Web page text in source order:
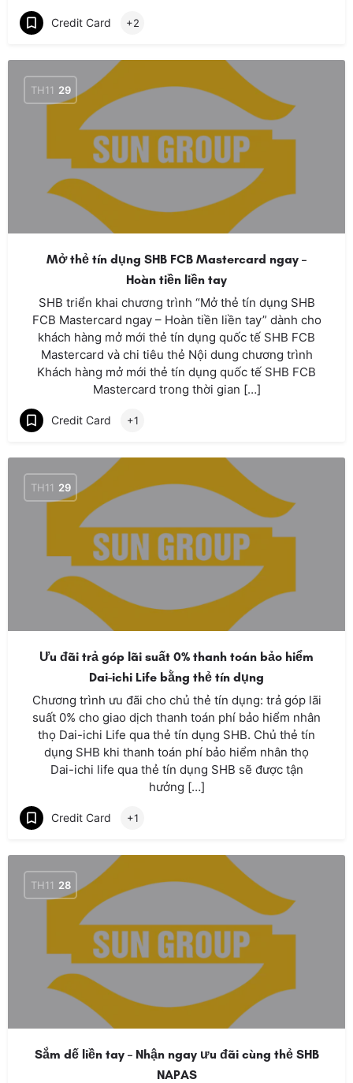
Credit Card +2
TH11 29
Mở thẻ tín dụng SHB FCB Mastercard ngay –
Hoàn tiền liền tay
SHB triển khai chương trình “Mở thẻ tín dụng SHB
FCB Mastercard ngay – Hoàn tiền liền tay” dành cho
khách hàng mở mới thẻ tín dụng quốc tế SHB FCB
Mastercard và chi tiêu thẻ Nội dung chương trình
Khách hàng mở mới thẻ tín dụng quốc tế SHB FCB
Mastercard trong thời gian […]
Credit Card +1
TH11 29
Ưu đãi trả góp lãi suất 0% thanh toán bảo hiểm
Dai-ichi Life bằng thẻ tín dụng
Chương trình ưu đãi cho chủ thẻ tín dụng: trả góp lãi
suất 0% cho giao dịch thanh toán phí bảo hiểm nhân
thọ Dai-ichi Life qua thẻ tín dụng SHB. Chủ thẻ tín
dụng SHB khi thanh toán phí bảo hiểm nhân thọ
Dai-ichi life qua thẻ tín dụng SHB sẽ được tận
hưởng […]
Credit Card +1
TH11 28
Sắm dế liền tay – Nhận ngay ưu đãi cùng thẻ SHB
NAPAS